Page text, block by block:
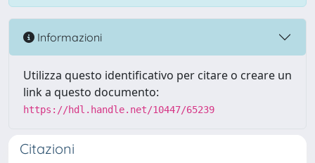
Informazioni
Utilizza questo identificativo per citare o creare un
link a questo documento:
https://hdl.handle.net/10447/65239
Citazioni